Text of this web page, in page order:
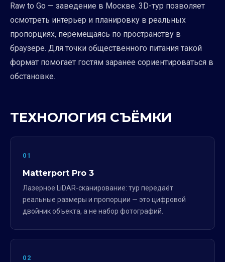
Raw to Go — заведение в Москве. 3D-тур позволяет
осмотреть интерьер и планировку в реальных
пропорциях, перемещаясь по пространству в
браузере. Для точки общественного питания такой
формат помогает гостям заранее сориентироваться в
обстановке.
ТЕХНОЛОГИЯ СЪЁМКИ
01
Matterport Pro 3
Лазерное LiDAR-сканирование: тур передаёт
реальные размеры и пропорции — это цифровой
двойник объекта, а не набор фотографий.
02